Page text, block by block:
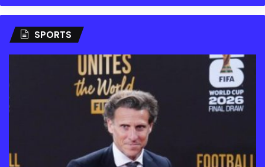
SPORTS